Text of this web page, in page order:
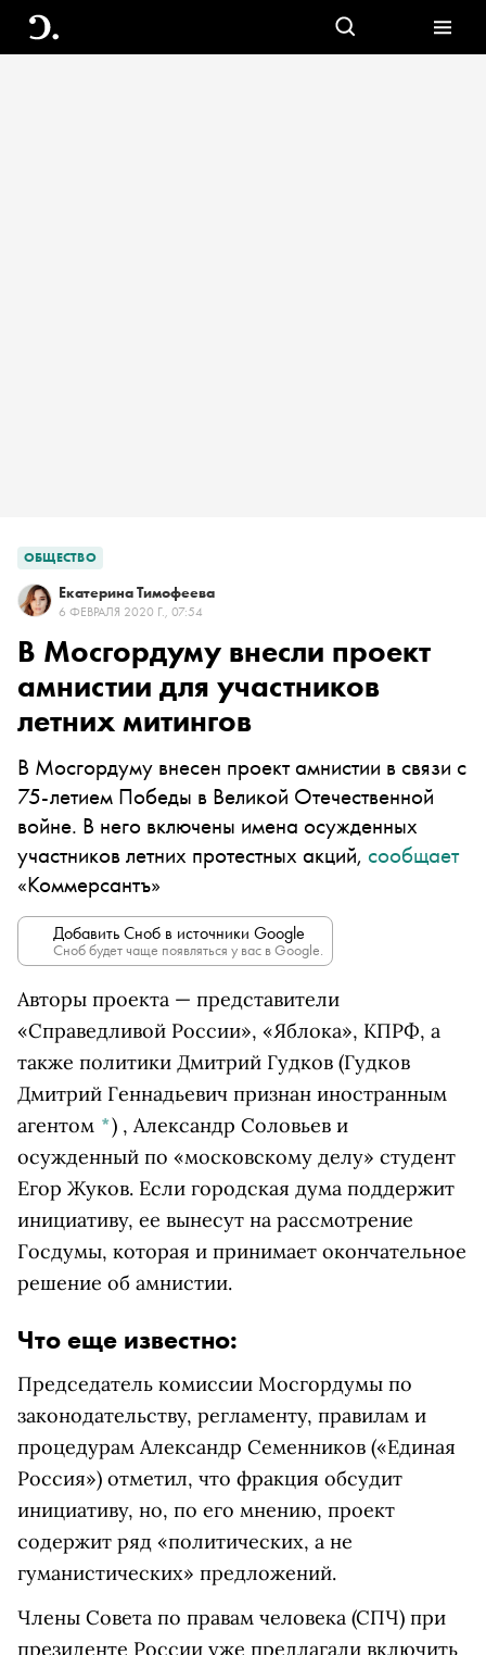
ОБЩЕСТВО
Екатерина Тимофеева
6 ФЕВРАЛЯ 2020 Г., 07:54
В Мосгордуму внесли проект
амнистии для участников
летних митингов
В Мосгордуму внесен проект амнистии в связи с
75-летием Победы в Великой Отечественной
войне. В него включены имена осужденных
участников летних протестных акций, сообщает
«Коммерсантъ»
Добавить Сноб в источники Google
Сноб будет чаще появляться у вас в Google.
Авторы проекта — представители
«Справедливой России», «Яблока», КПРФ, а
также политики Дмитрий Гудков (Гудков
Дмитрий Геннадьевич признан иностранным
агентом *) , Александр Соловьев и
осужденный по «московскому делу» студент
Егор Жуков. Если городская дума поддержит
инициативу, ее вынесут на рассмотрение
Госдумы, которая и принимает окончательное
решение об амнистии.
Что еще известно:
Председатель комиссии Мосгордумы по
законодательству, регламенту, правилам и
процедурам Александр Семенников («Единая
Россия») отметил, что фракция обсудит
инициативу, но, по его мнению, проект
содержит ряд «политических, а не
гуманистических» предложений.
Члены Совета по правам человека (СПЧ) при
президенте России уже предлагали включить